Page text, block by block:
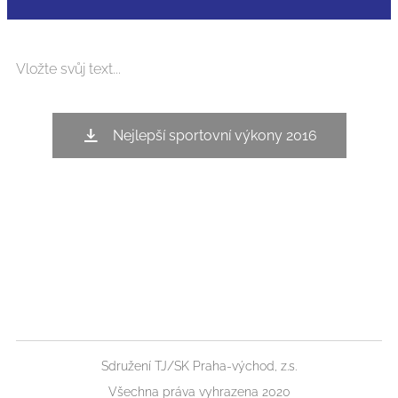
Vložte svůj text...
Nejlepší sportovní výkony 2016
Sdružení TJ/SK Praha-východ, z.s.
Všechna práva vyhrazena 2020